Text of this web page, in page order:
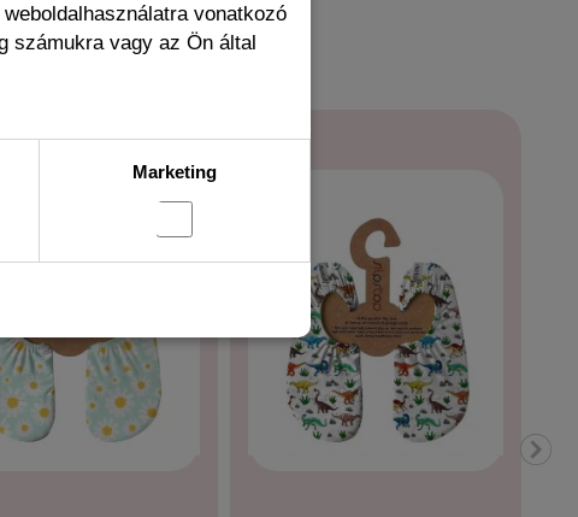
vonatkozó
számukra vagy az Ön által
Marketing